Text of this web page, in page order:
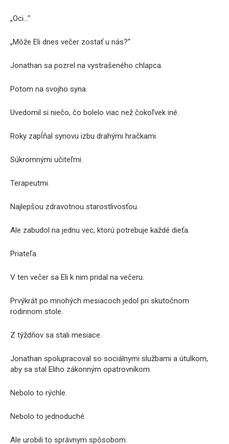
„Oci…“
„Môže Eli dnes večer zostať u nás?“
Jonathan sa pozrel na vystrašeného chlapca.
Potom na svojho syna.
Uvedomil si niečo, čo bolelo viac než čokoľvek iné.
Roky zapĺňal synovu izbu drahými hračkami.
Súkromnými učiteľmi.
Terapeutmi.
Najlepšou zdravotnou starostlivosťou.
Ale zabudol na jednu vec, ktorú potrebuje každé dieťa.
Priateľa.
V ten večer sa Eli k nim pridal na večeru.
Prvýkrát po mnohých mesiacoch jedol pri skutočnom
rodinnom stole.
Z týždňov sa stali mesiace.
Jonathan spolupracoval so sociálnymi službami a útulkom,
aby sa stal Eliho zákonným opatrovníkom.
Nebolo to rýchle.
Nebolo to jednoduché.
Ale urobili to správnym spôsobom.